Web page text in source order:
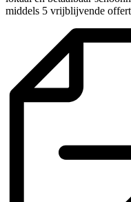
middels 5 vrijblijvende